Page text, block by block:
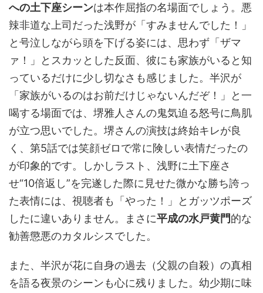
への土下座シーンは本作屈指の名場面でしょう。悪
辣非道な上司だった浅野が「すみませんでした！」
と号泣しながら頭を下げる姿には、思わず「ザマ
ァ！」とスカッとした反面、彼にも家族がいると知
っているだけに少し切なさも感じました。半沢が
「家族がいるのはお前だけじゃないんだぞ！」と一
喝する場面では、堺雅人さんの鬼気迫る怒号に鳥肌
が立つ思いでした。堺さんの演技は終始キレが良
く、第5話では笑顔ゼロで常に険しい表情だったの
が印象的です。しかしラスト、浅野に土下座さ
せ“10倍返し”を完遂した際に見せた微かな勝ち誇っ
た表情には、視聴者も「やった！」とガッツポーズ
したに違いありません。まさに平成の水戸黄門的な
勧善懲悪のカタルシスでした。
また、半沢が花に自身の過去（父親の自殺）の真相
を語る夜景のシーンも心に残りました。幼少期に味